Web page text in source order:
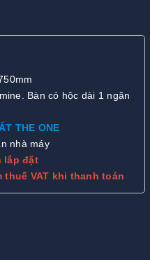
Bàn có hộc dài 1 ngăn
THE ONE
nhà máy
lắp đặt
VAT khi thanh toán